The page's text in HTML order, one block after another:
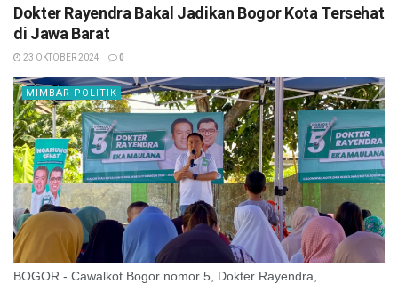
Dokter Rayendra Bakal Jadikan Bogor Kota Tersehat
di Jawa Barat
23 OKTOBER 2024 0
MIMBAR POLITIK
BOGOR - Cawalkot Bogor nomor 5, Dokter Rayendra,